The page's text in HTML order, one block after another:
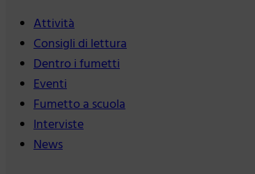
Attività
Consigli di lettura
Dentro i fumetti
Eventi
Fumetto a scuola
Interviste
News